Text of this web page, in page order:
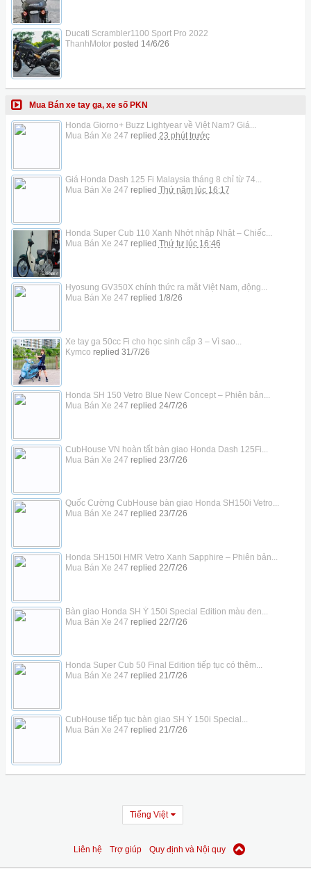
Ducati Scrambler1100 Sport Pro 2022
ThanhMotorposted 14/6/26
Mua Bán xe tay ga, xe số PKN
Honda Giorno+ Buzz Lightyear về Việt Nam? Giá...
Mua Bán Xe 247 replied 23 phút trước
Giá Honda Dash 125 Fi Malaysia tháng 8 chỉ từ 74...
Mua Bán Xe 247 replied Thứ năm lúc 16:17
Honda Super Cub 110 Xanh Nhớt nhập Nhật – Chiếc...
Mua Bán Xe 247 replied Thứ tư lúc 16:46
Hyosung GV350X chính thức ra mắt Việt Nam, động...
Mua Bán Xe 247 replied 1/8/26
Xe tay ga 50cc Fi cho học sinh cấp 3 – Vì sao...
Kymco replied 31/7/26
Honda SH 150 Vetro Blue New Concept – Phiên bản...
Mua Bán Xe 247 replied 24/7/26
CubHouse VN hoàn tất bàn giao Honda Dash 125Fi...
Mua Bán Xe 247 replied 23/7/26
Quốc Cường CubHouse bàn giao Honda SH150i Vetro...
Mua Bán Xe 247 replied 23/7/26
Honda SH150i HMR Vetro Xanh Sapphire – Phiên bản...
Mua Bán Xe 247 replied 22/7/26
Bàn giao Honda SH Ý 150i Special Edition màu đen...
Mua Bán Xe 247 replied 22/7/26
Honda Super Cub 50 Final Edition tiếp tục có thêm...
Mua Bán Xe 247 replied 21/7/26
CubHouse tiếp tục bàn giao SH Ý 150i Special...
Mua Bán Xe 247 replied 21/7/26
Tiếng Việt
Liên hệ Trợ giúp Quy định và Nội quy